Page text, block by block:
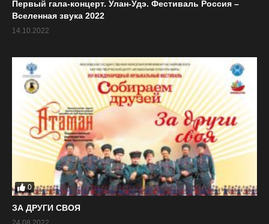
Первый гала-концерт. Улан-Удэ. Фестиваль Россия –
Вселенная звука 2022
14.10.2022
0
ЗА ДРУГИ СВОЯ